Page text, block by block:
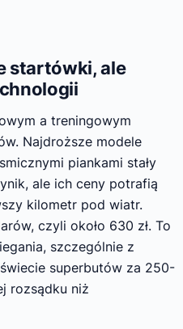
startówki, ale
a treningowym
Najdroższe modele
piankami stały
ale ich ceny potrafią
kilometr pod wiatr.
czyli około 630 zł. To
szczególnie z
superbutów za 250-
rozsądku niż